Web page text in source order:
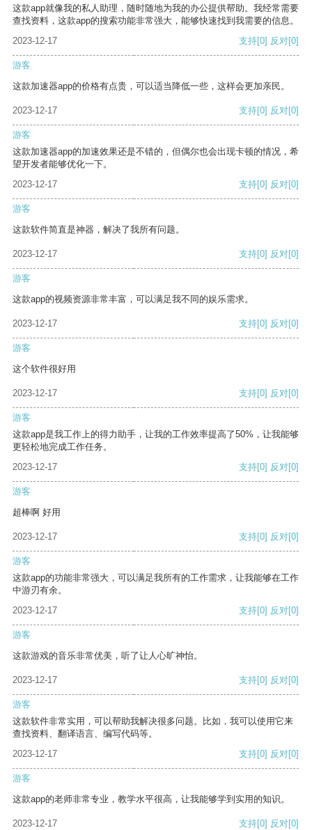
这款app就像我的私人助理，随时随地为我的办公提供帮助。我经常需要
查找资料，这款app的搜索功能非常强大，能够快速找到我需要的信息。
2023-12-17
支持[0] 反对[0]
游客
这款加速器app的价格有点贵，可以适当降低一些，这样会更加亲民。
2023-12-17 支持[0] 反对[0]
游客
这款加速器app的加速效果还是不错的，但偶尔也会出现卡顿的情况，希
望开发者能够优化一下。
2023-12-17
支持[0] 反对[0]
游客
这款软件简直是神器，解决了我所有问题。
2023-12-17 支持[0] 反对[0]
游客
这款app的视频资源非常丰富，可以满足我不同的娱乐需求。
2023-12-17 支持[0] 反对[0]
游客
这个软件很好用
2023-12-17 支持[0] 反对[0]
游客
这款app是我工作上的得力助手，让我的工作效率提高了50%，让我能够
更轻松地完成工作任务。
2023-12-17
支持[0] 反对[0]
游客
超棒啊 好用
2023-12-17 支持[0] 反对[0]
游客
这款app的功能非常强大，可以满足我所有的工作需求，让我能够在工作
中游刃有余。
2023-12-17
支持[0] 反对[0]
游客
这款游戏的音乐非常优美，听了让人心旷神怡。
2023-12-17 支持[0] 反对[0]
游客
这款软件非常实用，可以帮助我解决很多问题。比如，我可以使用它来
查找资料、翻译语言、编写代码等。
2023-12-17
支持[0] 反对[0]
游客
这款app的老师非常专业，教学水平很高，让我能够学到实用的知识。
2023-12-17 支持[0] 反对[0]